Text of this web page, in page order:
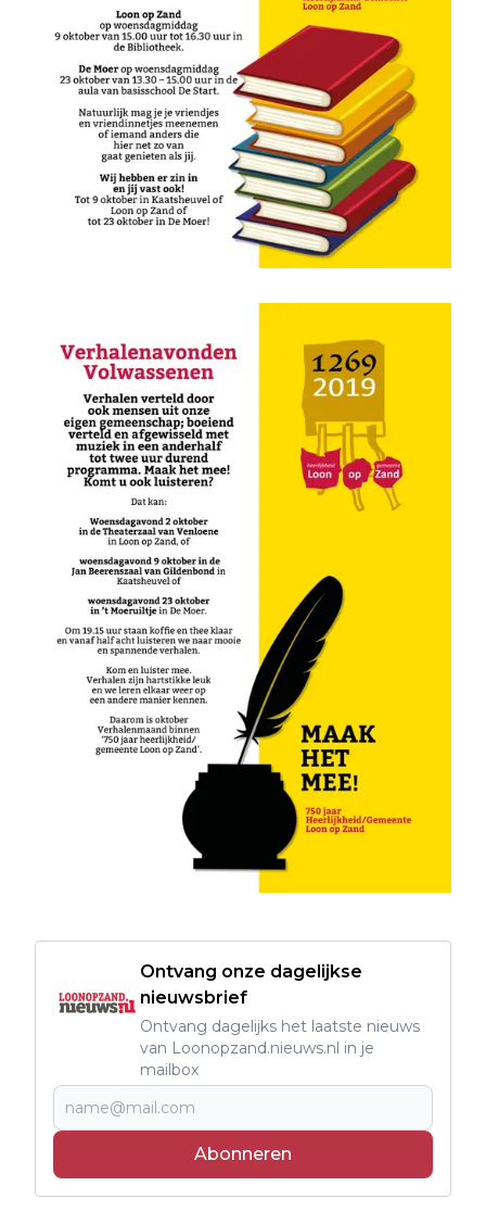
Ontvang onze dagelijkse
nieuwsbrief
Ontvang dagelijks het laatste nieuws
van Loonopzand.nieuws.nl in je
mailbox
Abonneren